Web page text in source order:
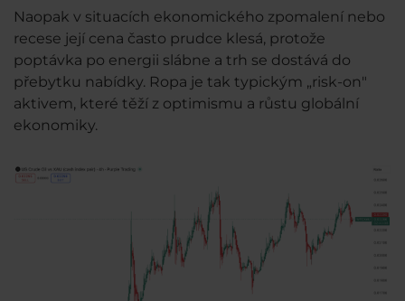
Naopak v situacích ekonomického zpomalení nebo
recese její cena často prudce klesá, protože
poptávka po energii slábne a trh se dostává do
přebytku nabídky. Ropa je tak typickým „risk-on"
aktivem, které těží z optimismu a růstu globální
ekonomiky.